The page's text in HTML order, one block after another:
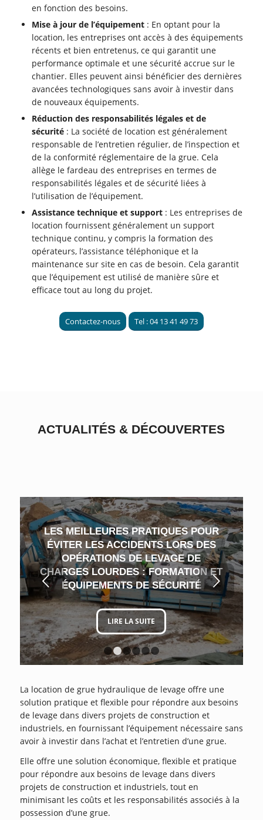
en fonction des besoins.
Mise à jour de l’équipement : En optant pour la
location, les entreprises ont accès à des équipements
récents et bien entretenus, ce qui garantit une
performance optimale et une sécurité accrue sur le
chantier. Elles peuvent ainsi bénéficier des dernières
avancées technologiques sans avoir à investir dans
de nouveaux équipements.
Réduction des responsabilités légales et de
sécurité : La société de location est généralement
responsable de l’entretien régulier, de l’inspection et
de la conformité réglementaire de la grue. Cela
allège le fardeau des entreprises en termes de
responsabilités légales et de sécurité liées à
l’utilisation de l’équipement.
Assistance technique et support : Les entreprises de
location fournissent généralement un support
technique continu, y compris la formation des
opérateurs, l’assistance téléphonique et la
maintenance sur site en cas de besoin. Cela garantit
que l’équipement est utilisé de manière sûre et
efficace tout au long du projet.
Contactez-nous Tel : 04 13 41 49 73
ACTUALITÉS & DÉCOUVERTES
LES MEILLEURES PRATIQUES POUR
ÉVITER LES ACCIDENTS LORS DES
OPÉRATIONS DE LEVAGE DE
CHARGES LOURDES : FORMATION ET
ÉQUIPEMENTS DE SÉCURITÉ
LIRE LA SUITE
Suivant
1 2 3 4 5
La location de grue hydraulique de levage offre une
solution pratique et flexible pour répondre aux besoins
de levage dans divers projets de construction et
industriels, en fournissant l’équipement nécessaire sans
avoir à investir dans l’achat et l’entretien d’une grue.
Elle offre une solution économique, flexible et pratique
pour répondre aux besoins de levage dans divers
projets de construction et industriels, tout en
minimisant les coûts et les responsabilités associés à la
possession d’une grue.